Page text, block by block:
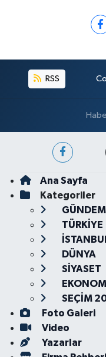
RSS
Ana Sayfa
Kategoriler
GÜNDEM
TÜRKİYE
DÜNYA
SİYASET
EKONOMİ
SEÇİM
Foto Galeri
Video
Yazarlar